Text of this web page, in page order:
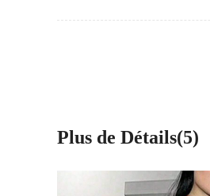
Plus de Détails(5)